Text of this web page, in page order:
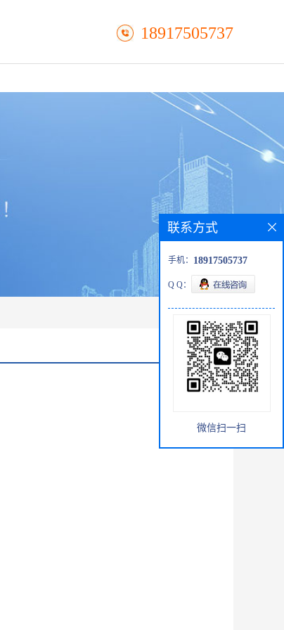
18917505737
联系方式
手机： 18917505737
Q Q：
微信扫一扫